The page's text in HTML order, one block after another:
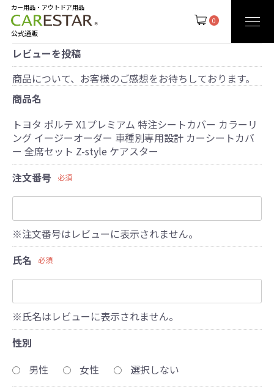
0
カー用品・アウトドア用品
公式通販
レビューを投稿
商品について、お客様のご感想をお待ちしております。
商品名
トヨタ ポルテ X1プレミアム 特注シートカバー カラーリ
ング イージーオーダー 車種別専用設計 カーシートカバ
ー 全席セット Z-style ケアスター
注文番号
必須
※注文番号はレビューに表示されません。
氏名
必須
※氏名はレビューに表示されません。
性別
男性
女性 選択しない